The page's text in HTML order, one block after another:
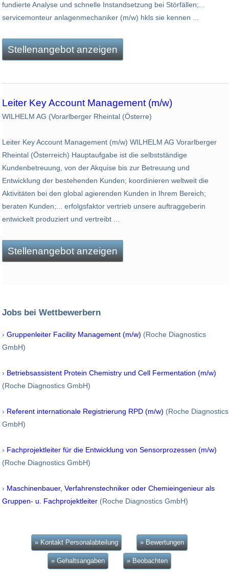
fundierte Analyse und schnelle Instandsetzung bei Störfällen;...
servicemonteur anlagenmechaniker (m/w) hkls sie kennen ...
Stellenangebot anzeigen
Leiter Key Account Management (m/w)
WILHELM AG (Vorarlberger Rheintal (Österre)
Leiter Key Account Management (m/w) WILHELM AG Vorarlberger
Rheintal (Österreich) Hauptaufgabe ist die selbstständige
Kundenbetreuung, von der Akquise bis zur Betreuung und
Entwicklung der bestehenden Kunden; koordinieren weltweit die
Aktivitäten bei den global agierenden Kunden in Ihrem Bereich;
beraten Kunden;... erfolgsfaktor vertrieb unsere auftraggeberin
entwickelt produziert und vertreibt ...
Stellenangebot anzeigen
Jobs bei Wettbewerbern
› Gruppenleiter Facility Management (m/w) (Roche Diagnostics
GmbH)
› Betriebsassistent Protein Chemistry und Cell Fermentation (m/w)
(Roche Diagnostics GmbH)
› Referent internationale Registrierung RPD (m/w) (Roche Diagnostics
GmbH)
› Fachprojektleiter für die Entwicklung von Sensorprozessen (m/w)
(Roche Diagnostics GmbH)
› Maschinenbauer, Verfahrenstechniker oder Chemieingenieur als
Gruppen- u. Fachprojektleiter (Roche Diagnostics GmbH)
» Kontakt Personalabteilung » Bewertungen
» Gehaltsangaben » Beobachten